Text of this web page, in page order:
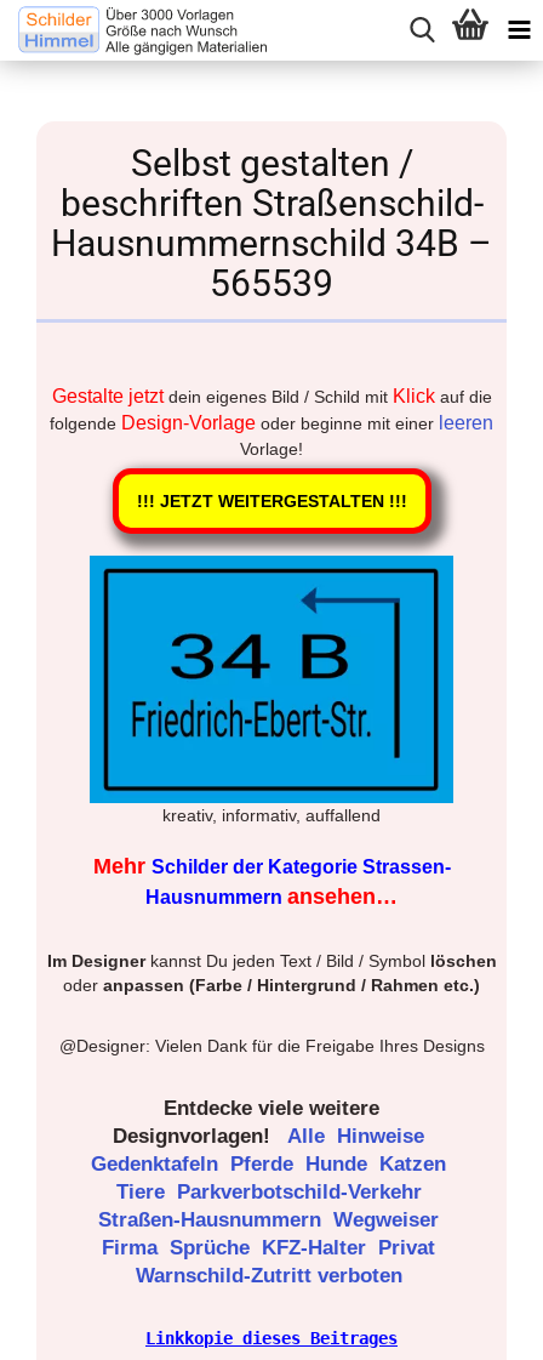
Selbst gestalten /
beschriften Straßenschild-
Hausnummernschild 34B –
565539
Gestalte jetztdein eigenes Bild / Schild mit Klickauf die
folgende Design-Vorlage oder beginne mit einer leeren
Vorlage!
!!! JETZT WEITERGESTALTEN !!!
kreativ, informativ, auffallend
Mehr Schilder der Kategorie Strassen-
Hausnummern ansehen…
Im Designerkannst Du jeden Text / Bild / Symbol löschen
oder anpassen (Farbe / Hintergrund / Rahmen etc.)
@Designer: Vielen Dank für die Freigabe Ihres Designs
Entdecke viele weitere
Designvorlagen!
Alle Hinweise
Gedenktafeln Pferde Hunde Katzen
Tiere Parkverbotschild-Verkehr
Straßen-Hausnummern Wegweiser
Firma Sprüche KFZ-Halter Privat
Warnschild-Zutritt verboten
Linkkopie dieses Beitrages